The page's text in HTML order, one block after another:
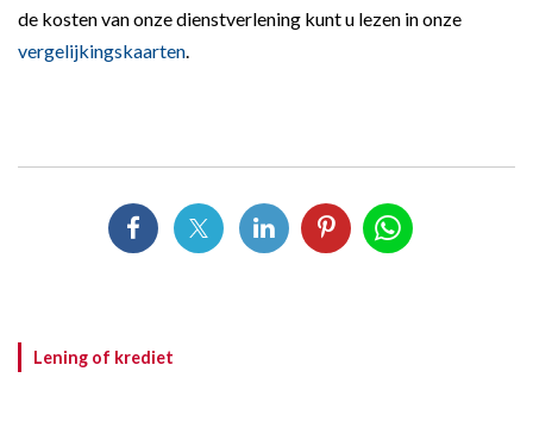
de kosten van onze dienstverlening kunt u lezen in onze
vergelijkingskaarten.
Lening of krediet